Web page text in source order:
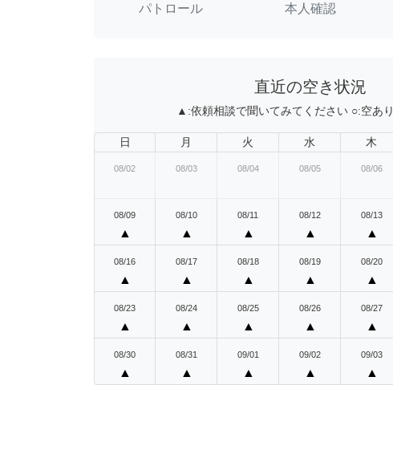
パトロール 本人確認
直近の空き状況
▲:依頼相談で聞いてみてください ○:空あり
日 月 火 水 木
08/02 08/03 08/04 08/05 08/06
08/09
▲
08/10
▲
08/11
▲
08/12
▲
08/13
▲
08/16
▲
08/17
▲
08/18
▲
08/19
▲
08/20
▲
08/23
▲
08/24
▲
08/25
▲
08/26
▲
08/27
▲
08/30
▲
08/31
▲
09/01
▲
09/02
▲
09/03
▲